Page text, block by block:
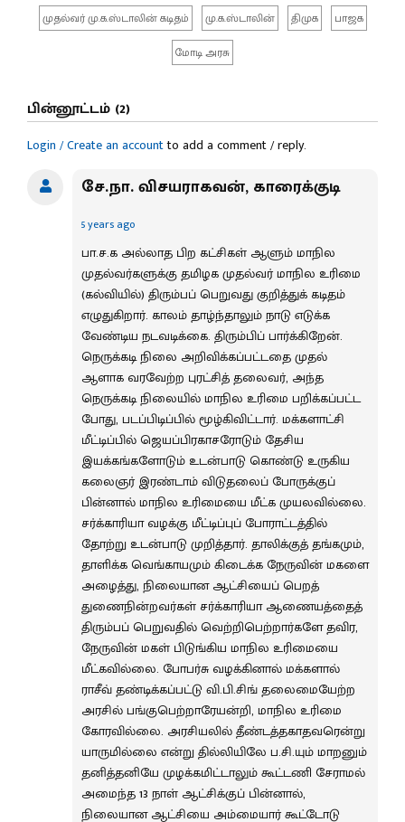
முதல்வர் மு.க.ஸ்டாலின் கடிதம்
மு.க.ஸ்டாலின் திமுக
பாஜக
மோடி அரசு
பின்னூட்டம் (2)
Login / Create an accountto add a comment / reply.
சே.நா. விசயராகவன், காரைக்குடி
5 years ago
பா.ச.க அல்லாத பிற கட்சிகள் ஆளும் மாநில
முதல்வர்களுக்கு தமிழக முதல்வர் மாநில உரிமை
(கல்வியில்) திரும்பப் பெறுவது குறித்துக் கடிதம்
எழுதுகிறார். காலம் தாழ்ந்தாலும் நாடு எடுக்க
வேண்டிய நடவடிக்கை. திரும்பிப் பார்க்கிறேன்.
நெருக்கடி நிலை அறிவிக்கப்பட்டதை முதல்
ஆளாக வரவேற்ற புரட்சித் தலைவர், அந்த
நெருக்கடி நிலையில் மாநில உரிமை பறி்க்கப்பட்ட
போது, படப்பிடிப்பில் மூழ்கிவிட்டார். மக்களாட்சி
மீட்டிப்பில் ஜெயப்பிரகாசரோடும் தேசிய
இயக்கங்களோடும் உடன்பாடு கொண்டு உருகிய
கலைஞர் இரண்டாம் விடுதலைப் போருக்குப்
பின்னால் மாநில உரிமையை மீட்க முயலவில்லை.
சர்க்காரியா வழக்கு மீட்டிப்புப் போராட்டத்தில்
தோற்று உடன்பாடு முறித்தார். தாலிக்குத் தங்கமும்,
தாளிக்க வெங்காயமும் கிடைக்க நேருவின் மகளை
அழைத்து, நிலையான ஆட்சியைப் பெறத்
துணைநின்றவர்கள் சர்க்காரியா ஆணையத்தைத்
திரும்பப் பெறுவதில் வெற்றிபெற்றார்களே தவிர,
நேருவின் மகள் பிடுங்கிய மாநில உரிமையை
மீட்கவில்லை. போபர்சு வழக்கினால் மக்களால்
ராசீவ் தண்டிக்கப்பட்டு வி.பி.சிங் தலைமையேற்ற
அரசில் பங்குபெற்றாரேயன்றி, மாநில உரிமை
கோரவில்லை. அரசியலில் தீண்டத்தகாதவரென்று
யாருமில்லை என்று தில்லியிலே ப.சி.யும் மாறனும்
தனித்தனியே முழக்கமிட்டாலும் கூட்டணி சேராமல்
அமைந்த 13 நாள் ஆட்சிக்குப் பின்னால்,
நிலையான ஆட்சியை அம்மையார் கூட்டோடு